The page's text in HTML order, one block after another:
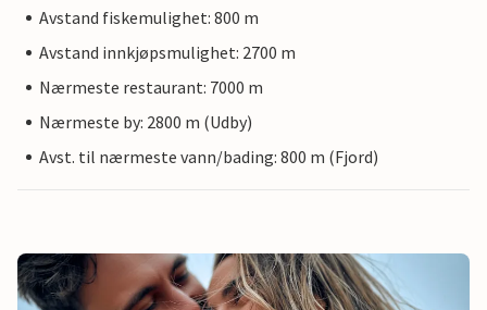
Avstand fiskemulighet: 800 m
Avstand innkjøpsmulighet: 2700 m
Nærmeste restaurant: 7000 m
Nærmeste by: 2800 m (Udby)
Avst. til nærmeste vann/bading: 800 m (Fjord)